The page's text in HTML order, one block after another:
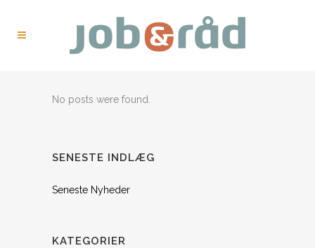
No posts were found.
SENESTE INDLÆG
Seneste Nyheder
KATEGORIER